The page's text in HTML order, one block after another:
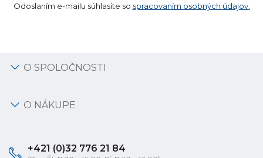
Odoslaním e-mailu súhlasíte so spracovaním osobných údajov.
O SPOLOČNOSTI
O NÁKUPE
+421 (0)32 776 21 84